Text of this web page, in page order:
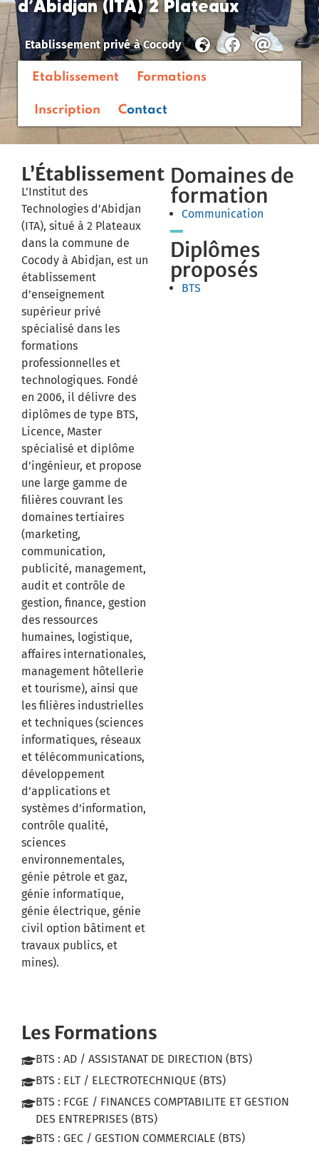
d’Abidjan (ITA) 2 Plateaux
Etablissement privé àCocody
Etablissement Formations
Inscription Contact
L’Établissement
L’Institut des
Technologies d’Abidjan
(ITA), situé à 2 Plateaux
dans la commune de
Cocody à Abidjan, est un
établissement
d’enseignement
supérieur privé
spécialisé dans les
formations
professionnelles et
technologiques. Fondé
en 2006, il délivre des
diplômes de type BTS,
Licence, Master
spécialisé et diplôme
d’ingénieur, et propose
une large gamme de
filières couvrant les
domaines tertiaires
(marketing,
communication,
publicité, management,
audit et contrôle de
gestion, finance, gestion
des ressources
humaines, logistique,
affaires internationales,
management hôtellerie
et tourisme), ainsi que
les filières industrielles
et techniques (sciences
informatiques, réseaux
et télécommunications,
développement
d’applications et
systèmes d’information,
contrôle qualité,
sciences
environnementales,
génie pétrole et gaz,
génie informatique,
génie électrique, génie
civil option bâtiment et
travaux publics, et
mines).
Domaines de
formation
Communication
Diplômes
proposés
BTS
Les Formations
BTS : AD / ASSISTANAT DE DIRECTION (BTS)
BTS : ELT / ELECTROTECHNIQUE (BTS)
BTS : FCGE / FINANCES COMPTABILITE ET GESTION
DES ENTREPRISES (BTS)
BTS : GEC / GESTION COMMERCIALE (BTS)